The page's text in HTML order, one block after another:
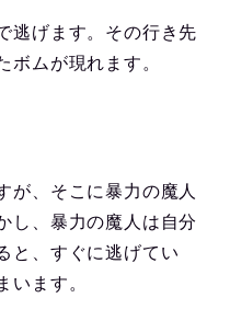
逃げます。その行き先
ボムが現れます。
が、そこに暴力の魔人
し、暴力の魔人は自分
と、すぐに逃げてい
います。